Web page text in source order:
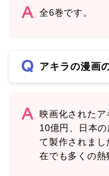
全6巻です。
アキラの漫画
映画化された
10億円、日本
て製作されまし
在でも多くの熱